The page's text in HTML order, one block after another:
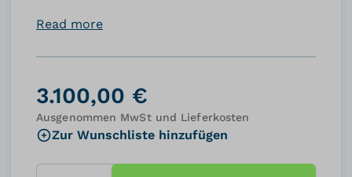
Read more
3.100,00 €
Ausgenommen MwSt und Lieferkosten
Zur Wunschliste hinzufügen